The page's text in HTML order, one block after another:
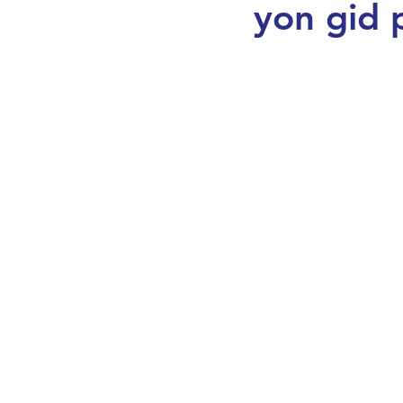
Maryaj, Idantite ak Lavi
yon gid